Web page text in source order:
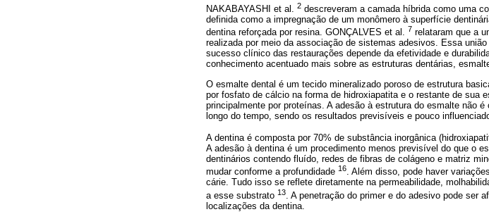
NAKABAYASHI et al. 2 descreveram a camada híbrida como uma
definida como a impregnação de um monômero à superfície
dentina reforçada por resina. GONÇALVES et al. 7 relataram que a
realizada por meio da associação de sistemas adesivos. Essa
sucesso clínico das restaurações depende da efetividade e
conhecimento acentuado mais sobre as estruturas dentárias,
O esmalte dental é um tecido mineralizado poroso de estrutura
por fosfato de cálcio na forma de hidroxiapatita e o restante de sua
principalmente por proteínas. A adesão à estrutura do esmalte não
longo do tempo, sendo os resultados previsíveis e pouco
A dentina é composta por 70% de substância inorgânica
A adesão à dentina é um procedimento menos previsível do que o
dentinários contendo fluído, redes de fibras de colágeno e matriz
mudar conforme a profundidade 16. Além disso, pode haver
cárie. Tudo isso se reflete diretamente na permeabilidade,
a esse substrato 13 . A penetração do primer e do adesivo pode ser
localizações da dentina.